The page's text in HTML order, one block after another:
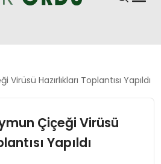
Hazırlıkları Toplantısı Yapıldı
Çiçeği Virüsü
Yapıldı